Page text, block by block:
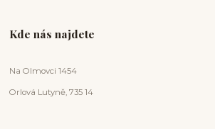
Kde nás najdete
Na Olmovci 1454
Orlová Lutyně, 735 14